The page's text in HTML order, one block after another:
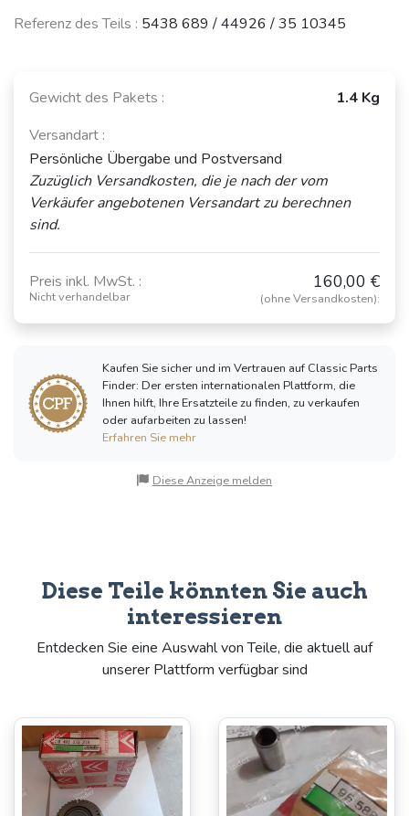
Referenz des Teils : 5438 689 / 44926 / 35 10345
Gewicht des Pakets :
1.4 Kg
Versandart :
Persönliche Übergabe und Postversand
Zuzüglich Versandkosten, die je nach der vom
Verkäufer angebotenen Versandart zu berechnen
sind.
Preis inkl. MwSt. :
Nicht verhandelbar
160,00 €
(ohne Versandkosten):
Kaufen Sie sicher und im Vertrauen auf Classic Parts
Finder: Der ersten internationalen Plattform, die
Ihnen hilft, Ihre Ersatzteile zu finden, zu verkaufen
oder aufarbeiten zu lassen!
Erfahren Sie mehr
Diese Anzeige melden
Diese Teile könnten Sie auch
interessieren
Entdecken Sie eine Auswahl von Teile, die aktuell auf
unserer Plattform verfügbar sind